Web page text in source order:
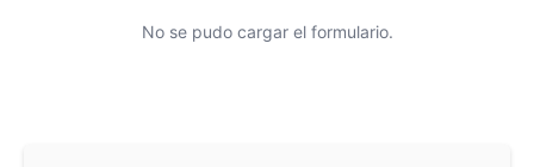
No se pudo cargar el formulario.